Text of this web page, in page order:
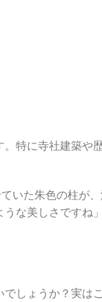
。特に寺社建築や
いた朱色の柱が
うな美しさですね
でしょうか？実は